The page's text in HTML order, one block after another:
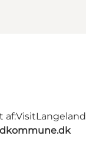
af:VisitLangeland